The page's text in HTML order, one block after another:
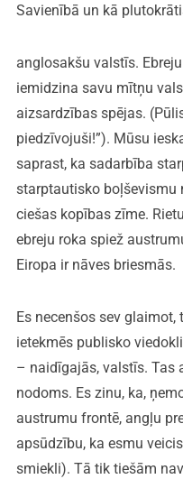
Savienībā un kā
anglosakšu valstīs.
iemidzina savu mītņu
aizsardzības spējas.
piedzīvojuši!”). Mūsu
saprast, ka sadarbība
starptautisko boļševismu
ciešas kopības zīme.
ebreju roka spiež
Eiropa ir nāves briesmās.
Es necenšos sev
ietekmēs publisko
– naidīgajās, valstīs. Tas
nodoms. Es zinu, ka,
austrumu frontē, angļu
apsūdzību, ka esmu
smiekli). Tā tik tiešām